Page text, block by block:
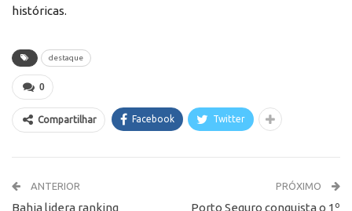
históricas.
destaque
0
Compartilhar Facebook Twitter
ANTERIOR
Bahia lidera ranking
PRÓXIMO
Porto Seguro conquista o 1º